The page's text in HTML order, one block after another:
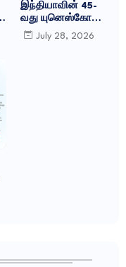
இந்தியாவின் 45-
வது யுனெஸ்கோ
உலகப் பாரம்பரியக்
களம் சாரநாத்:
July 28, 2026